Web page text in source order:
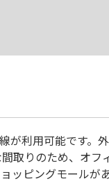
が利用可能です。
取りのため、オフ
ッピングモールが